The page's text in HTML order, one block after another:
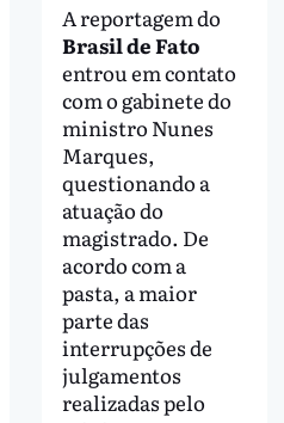
A reportagem do
Brasil de Fato
entrou em contato
com o gabinete do
ministro Nunes
Marques,
questionando a
atuação do
magistrado. De
acordo com a
pasta, a maior
parte das
interrupções de
julgamentos
realizadas pelo